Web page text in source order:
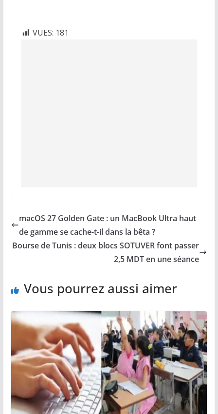
VUES: 181
macOS 27 Golden Gate : un MacBook Ultra haut
de gamme se cache-t-il dans la bêta ?
Bourse de Tunis : deux blocs SOTUVER font passer
2,5 MDT en une séance
Vous pourrez aussi aimer